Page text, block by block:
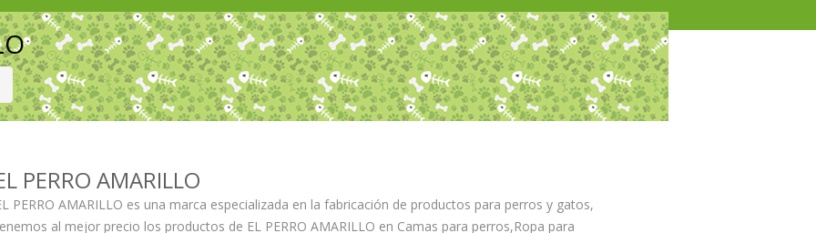
PERRO AMARILLO
PERRO AMARILLO es una marca especializada en la fabricación de productos para perros y gatos,
al mejor precio los productos de EL PERRO AMARILLO en Camas para perros,Ropa para